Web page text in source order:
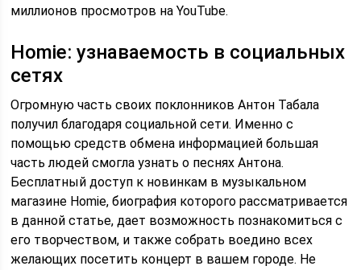
миллионов просмотров на YouTube.
Homie: узнаваемость в социальных
сетях
Огромную часть своих поклонников Антон Табала
получил благодаря социальной сети. Именно с
помощью средств обмена информацией большая
часть людей смогла узнать о песнях Антона.
Бесплатный доступ к новинкам в музыкальном
магазине Homie, биография которого рассматривается
в данной статье, дает возможность познакомиться с
его творчеством, и также собрать воедино всех
желающих посетить концерт в вашем городе. Не